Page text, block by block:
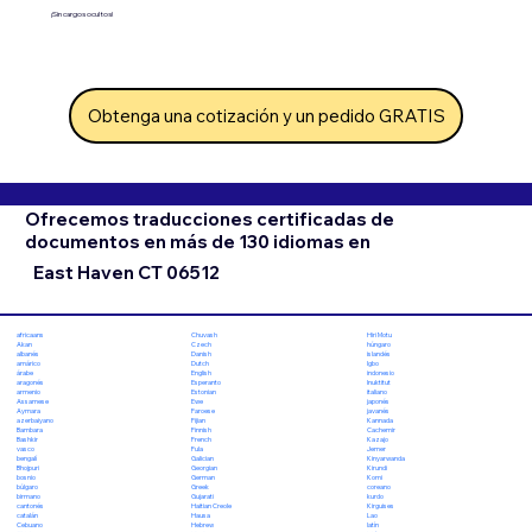
¡Sin cargos ocultos!
Obtenga una cotización y un pedido GRATIS
Ofrecemos traducciones certificadas de
documentos en más de 130 idiomas en
East Haven CT 06512
africaans
Akan
albanés
amárico
árabe
aragonés
armenio
Assamese
Aymara
azerbaiyano
Bambara
Bashkir
vasco
bengalí
Bhojpuri
bosnio
búlgaro
birmano
cantonés
catalán
Cebuano
Chuvash
Czech
Danish
Dutch
English
Esperanto
Estonian
Ewe
Faroese
Fijian
Finnish
French
Fula
Galician
Georgian
German
Greek
Gujarati
Haitian Creole
Hausa
Hebrew
Hiri Motu
húngaro
islandés
Igbo
indonesio
Inuktitut
italiano
japonés
javanés
Kannada
Cachemir
Kazajo
Jemer
Kinyarwanda
Kirundi
Komi
coreano
kurdo
Kirguises
Lao
latín